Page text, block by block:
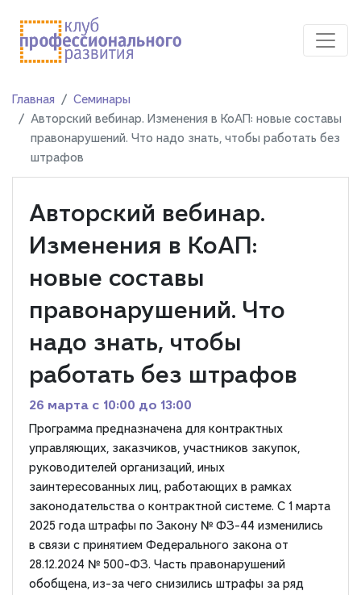
Главная
Семинары
Авторский вебинар. Изменения в КоАП: новые составы
правонарушений. Что надо знать, чтобы работать без
штрафов
Авторский вебинар.
Изменения в КоАП:
новые составы
правонарушений. Что
надо знать, чтобы
работать без штрафов
26 марта c 10:00 до 13:00
Программа предназначена для контрактных
управляющих, заказчиков, участников закупок,
руководителей организаций, иных
заинтересованных лиц, работающих в рамках
законодательства о контрактной системе. С 1 марта
2025 года штрафы по Закону № ФЗ-44 изменились
в связи с принятием Федерального закона от
28.12.2024 № 500-ФЗ. Часть правонарушений
обобщена, из-за чего снизились штрафы за ряд